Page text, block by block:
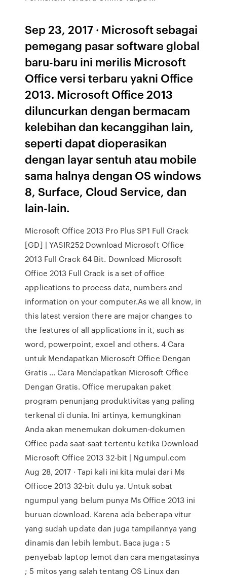
Sep 23, 2017 · Microsoft sebagai
pemegang pasar software global
baru-baru ini merilis Microsoft
Office versi terbaru yakni Office
2013. Microsoft Office 2013
diluncurkan dengan bermacam
kelebihan dan kecanggihan lain,
seperti dapat dioperasikan
dengan layar sentuh atau mobile
sama halnya dengan OS windows
8, Surface, Cloud Service, dan
lain-lain.
Microsoft Office 2013 Pro Plus SP1 Full Crack
[GD] | YASIR252 Download Microsoft Office
2013 Full Crack 64 Bit. Download Microsoft
Office 2013 Full Crack is a set of office
applications to process data, numbers and
information on your computer.As we all know, in
this latest version there are major changes to
the features of all applications in it, such as
word, powerpoint, excel and others. 4 Cara
untuk Mendapatkan Microsoft Office Dengan
Gratis ... Cara Mendapatkan Microsoft Office
Dengan Gratis. Office merupakan paket
program penunjang produktivitas yang paling
terkenal di dunia. Ini artinya, kemungkinan
Anda akan menemukan dokumen-dokumen
Office pada saat-saat tertentu ketika Download
Microsoft Office 2013 32-bit | Ngumpul.com
Aug 28, 2017 · Tapi kali ini kita mulai dari Ms
Officce 2013 32-bit dulu ya. Untuk sobat
ngumpul yang belum punya Ms Office 2013 ini
buruan download. Karena ada beberapa vitur
yang sudah update dan juga tampilannya yang
dinamis dan lebih lembut. Baca juga : 5
penyebab laptop lemot dan cara mengatasinya
; 5 mitos yang salah tentang OS Linux dan